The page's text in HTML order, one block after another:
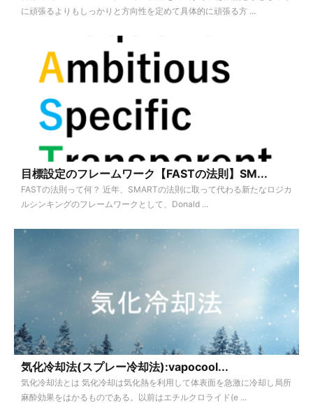
に頑張るよりもしっかりと方向性を定めて具体的に頑張る方 ...
目標設定のフレームワーク【FASTの法則】SM...
FASTの法則って何？ 近年、SMARTの法則に取って代わる新たなロジカ
ルシンキングのフレームワークとして、Donald ...
気化冷却法(スプレー冷却法):vapocool...
気化冷却法とは 気化冷却は気化熱を利用して体表面を急激に冷却し局所
麻酔効果をはかるものである。以前はエチルクロライド(e ...